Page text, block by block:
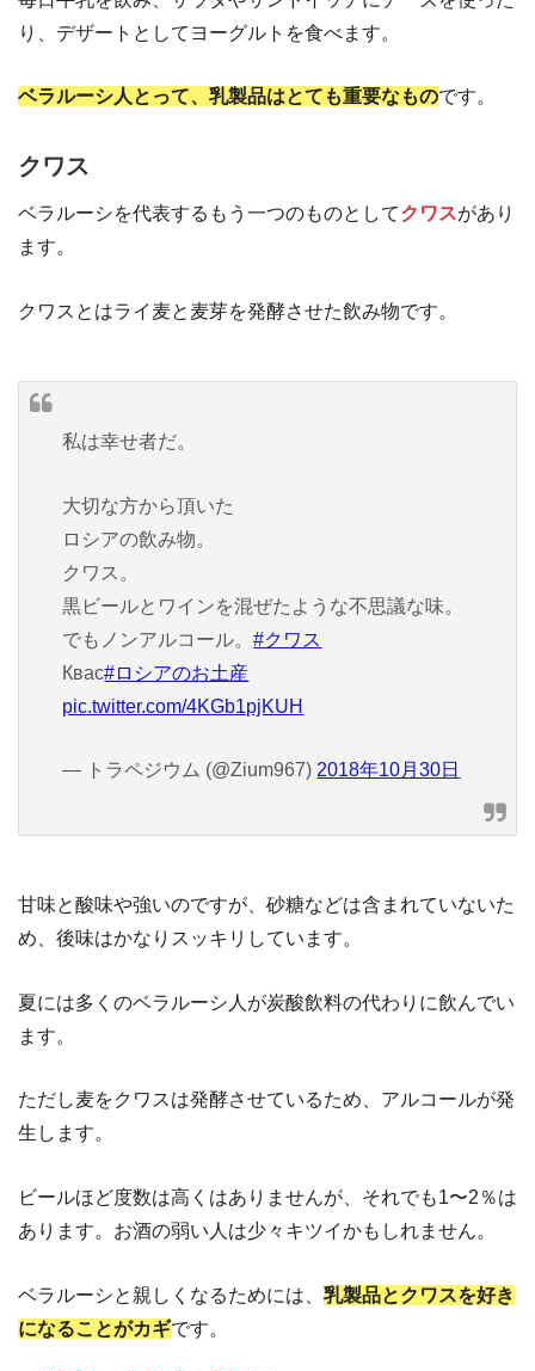
り、デザートとしてヨーグルトを食べます。
ベラルーシ人とって、乳製品はとても重要なものです。
クワス
ベラルーシを代表するもう一つのものとしてクワスがあり
ます。
クワスとはライ麦と麦芽を発酵させた飲み物です。
私は幸せ者だ。
大切な方から頂いた
ロシアの飲み物。
クワス。
黒ビールとワインを混ぜたような不思議な味。
でもノンアルコール。#クワス
Квас#ロシアのお土産
pic.twitter.com/4KGb1pjKUH
— トラペジウム (@Zium967) 2018年10月30日
甘味と酸味や強いのですが、砂糖などは含まれていないた
め、後味はかなりスッキリしています。
夏には多くのベラルーシ人が炭酸飲料の代わりに飲んでい
ます。
ただし麦をクワスは発酵させているため、アルコールが発
生します。
ビールほど度数は高くはありませんが、それでも1〜2％は
あります。お酒の弱い人は少々キツイかもしれません。
ベラルーシと親しくなるためには、 乳製品とクワスを好き
になることがカギです。